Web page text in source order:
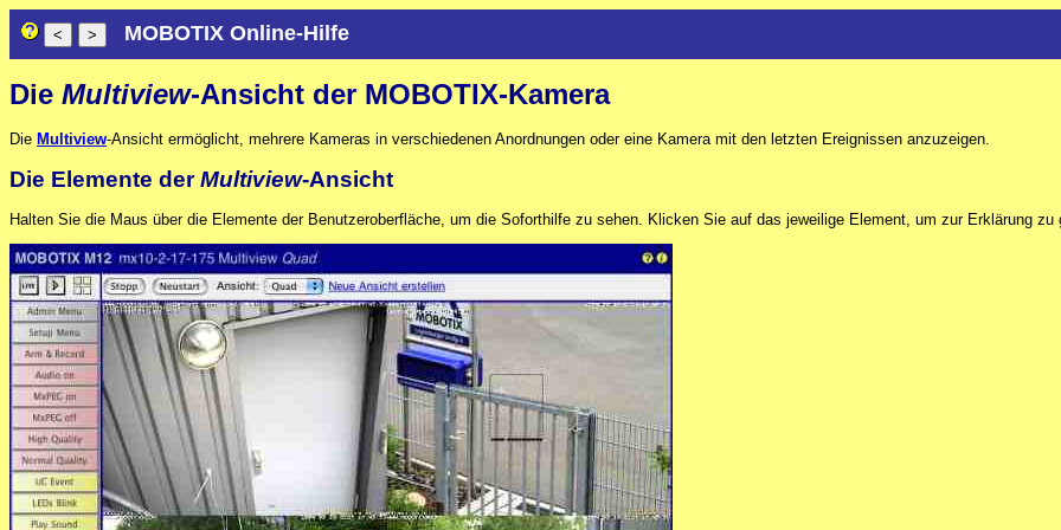
MOBOTIX Online-Hilfe
Die Multiview-Ansicht der MOBOTIX-Kamera
Die Multiview-Ansicht ermöglicht, mehrere Kameras in verschiedenen Anordnungen oder eine Kamera mit den letzten Ereignissen anzuzeigen.
Die Elemente derMultiview-Ansicht
Halten Sie die Maus über die Elemente der Benutzeroberfläche, um die Soforthilfe zu sehen. Klicken Sie auf das jeweilige Element, um zur Erklärung zu